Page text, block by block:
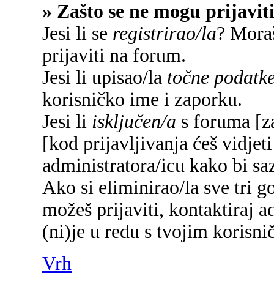
» Zašto se ne mogu
Jesi li se registrirao/la?
prijaviti na forum.
Jesi li upisao/la točne
korisničko ime i zaporku.
Jesi li isključen/a s foruma
[kod prijavljivanja ćeš
administratora/icu kako bi
Ako si eliminirao/la sve tri
možeš prijaviti, kontaktiraj
(ni)je u redu s tvojim
Vrh